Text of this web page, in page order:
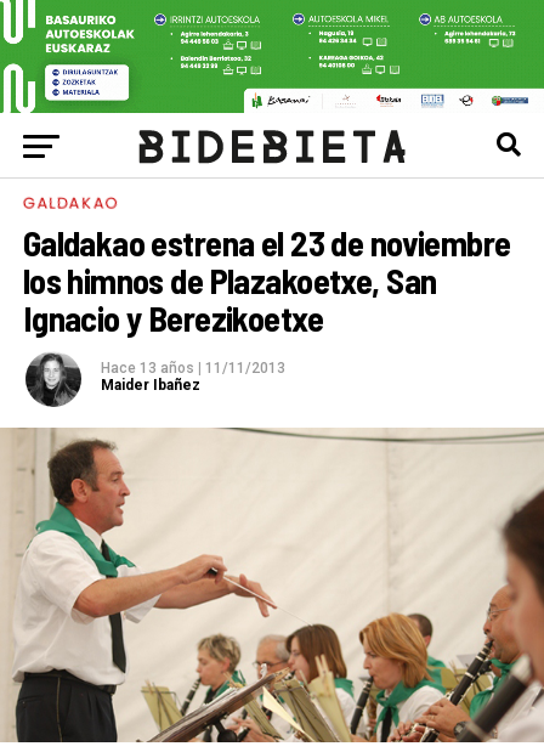
GALDAKAO
Galdakao estrena el 23 de noviembre
los himnos de Plazakoetxe, San
Ignacio y Berezikoetxe
Hace 13 años
11/11/2013
Maider Ibañez